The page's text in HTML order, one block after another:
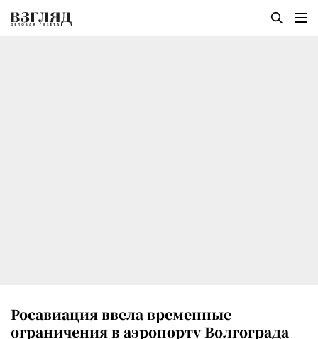
Росавиация ввела временные
ограничения в аэропорту Волгограда